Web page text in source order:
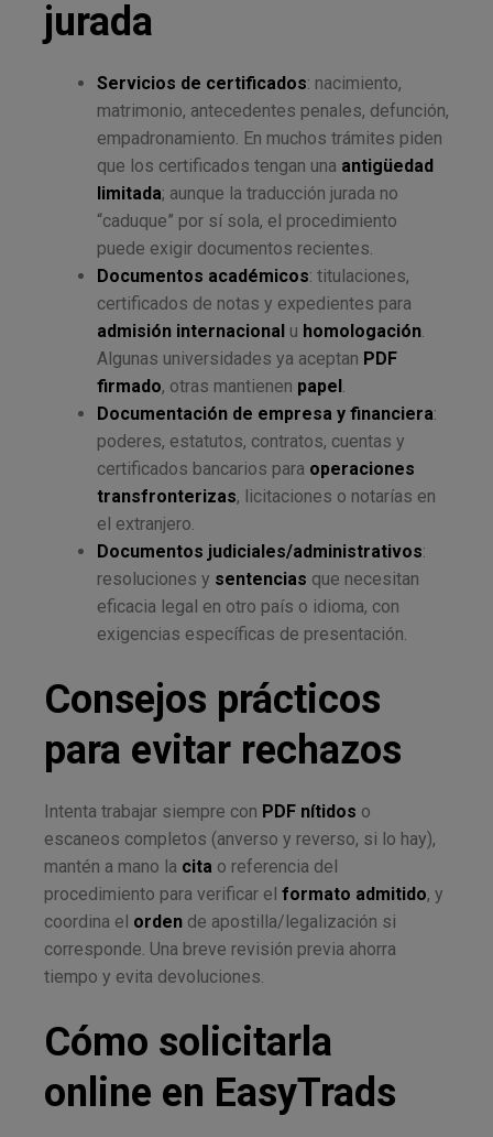
jurada
Servicios de certificados: nacimiento,
matrimonio, antecedentes penales, defunción,
empadronamiento. En muchos trámites piden
que los certificados tengan una antigüedad
limitada; aunque la traducción jurada no
“caduque” por sí sola, el procedimiento
puede exigir documentos recientes.
Documentos académicos: titulaciones,
certificados de notas y expedientes para
admisión internacional u homologación
Algunas universidades ya aceptan PDF
firmado, otras mantienen papel
Documentación de empresa y financiera:
poderes, estatutos, contratos, cuentas y
certificados bancarios para operaciones
transfronterizas, licitaciones o notarías en
el extranjero.
Documentos judiciales/administrativos:
resoluciones y sentencias que necesitan
eficacia legal en otro país o idioma, con
exigencias específicas de presentación.
Consejos prácticos
para evitar rechazos
Intenta trabajar siempre con PDF nítidos o
escaneos completos (anverso y reverso, si lo hay),
mantén a mano la cita o referencia del
procedimiento para verificar el formato admitido, y
coordina el orden de apostilla/legalización si
corresponde. Una breve revisión previa ahorra
tiempo y evita devoluciones.
Cómo solicitarla
online en EasyTrads